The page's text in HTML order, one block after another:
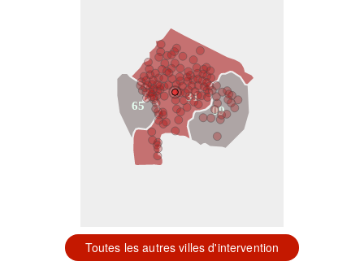
31
09
65
Toutes les autres villes d'intervention